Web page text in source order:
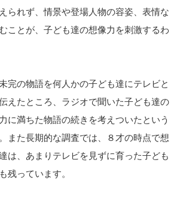
られず、情景や登場人物の容姿、表情な
ことが、子ども達の想像力を刺激するわ
完の物語を何人かの子ども達にテレビと
えたところ、ラジオで聞いた子ども達の
に満ちた物語の続きを考えついたという
また長期的な調査では、８才の時点で想
は、あまりテレビを見ずに育った子ども
残っています。